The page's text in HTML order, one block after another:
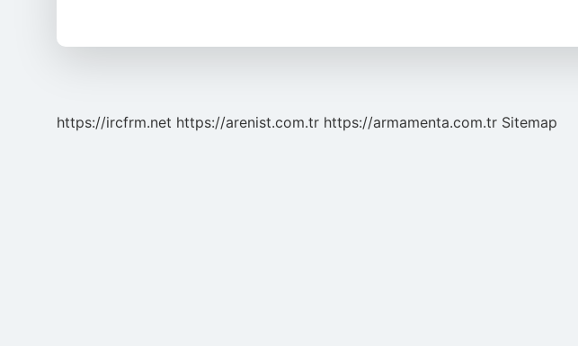
https://ircfrm.net https://arenist.com.tr https://armamenta.com.tr Sitemap